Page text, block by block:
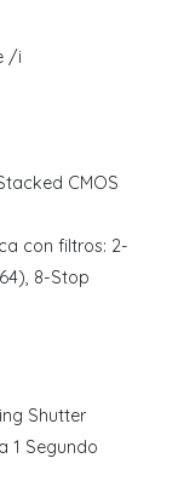
/i
CMOS
con filtros: 2-
8-Stop
Shutter
1 Segundo